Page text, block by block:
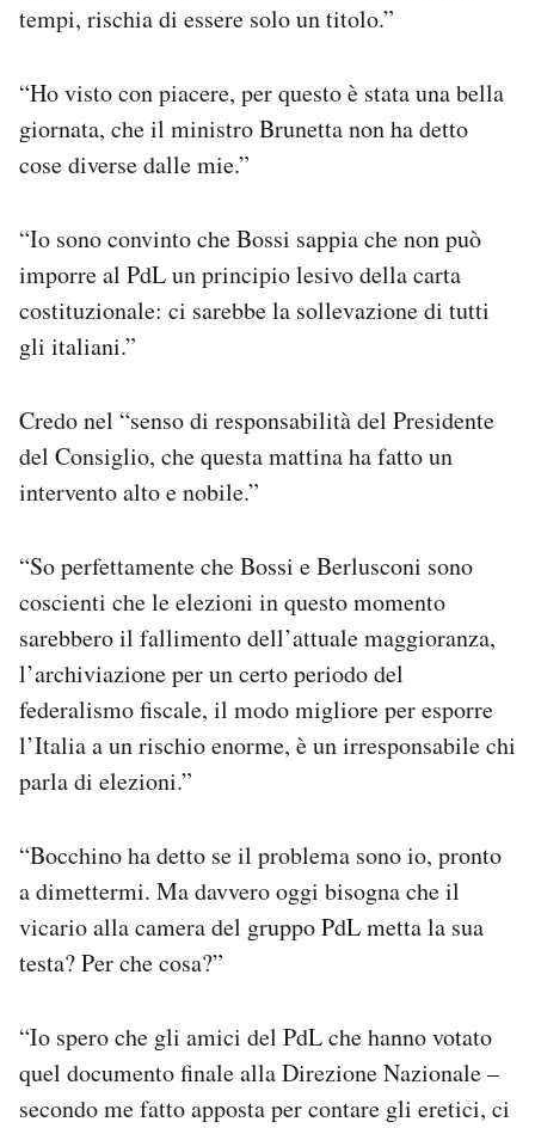
tempi, rischia di essere solo un titolo.”
“Ho visto con piacere, per questo è stata una bella
giornata, che il ministro Brunetta non ha detto
cose diverse dalle mie.”
“Io sono convinto che Bossi sappia che non può
imporre al PdL un principio lesivo della carta
costituzionale: ci sarebbe la sollevazione di tutti
gli italiani.”
Credo nel “senso di responsabilità del Presidente
del Consiglio, che questa mattina ha fatto un
intervento alto e nobile.”
“So perfettamente che Bossi e Berlusconi sono
coscienti che le elezioni in questo momento
sarebbero il fallimento dell’attuale maggioranza,
l’archiviazione per un certo periodo del
federalismo fiscale, il modo migliore per esporre
l’Italia a un rischio enorme, è un irresponsabile chi
parla di elezioni.”
“Bocchino ha detto se il problema sono io, pronto
a dimettermi. Ma davvero oggi bisogna che il
vicario alla camera del gruppo PdL metta la sua
testa? Per che cosa?”
“Io spero che gli amici del PdL che hanno votato
quel documento finale alla Direzione Nazionale –
secondo me fatto apposta per contare gli eretici, ci